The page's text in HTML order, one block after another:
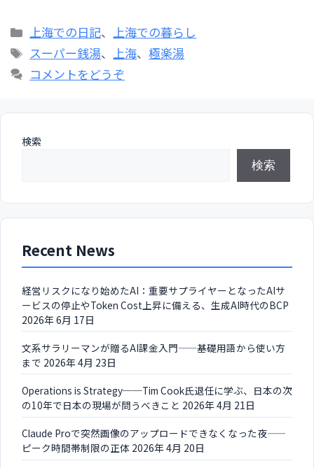
カ
テ
ゴ
リ
上海での日記、 上海での暮らし
タ
グ
スーパー銭湯、 上海、極楽湯
コメントをどうぞ
検索
検索
Recent News
経営リスクになり始めたAI：重要サプライヤーとなったAIサ
ービスの停止やToken Cost上昇に備える、生成AI時代のBCP
2026年 6月 17日
文系サラリーマンが贈るAI課金入門——基礎用語から使い方
まで 2026年 4月 23日
Operations is Strategy──Tim Cook氏退任に学ぶ、日本の次
の10年で日本の現場が問うべきこと 2026年 4月 21日
Claude Proで突然画像のアップロードできなくなった夜——
ピーク時間帯制限の正体 2026年 4月 20日